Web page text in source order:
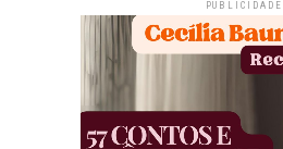
PUBLICIDADE